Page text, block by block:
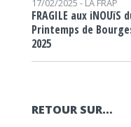
FRAGILE aux iNOUïS
Printemps de
2025
RETOUR SUR…